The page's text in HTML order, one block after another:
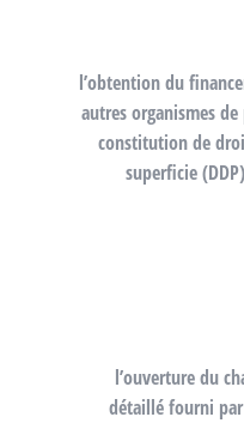
l’obtention du
autres organismes
constitution de
superficie
l’ouverture du
détailléfourni